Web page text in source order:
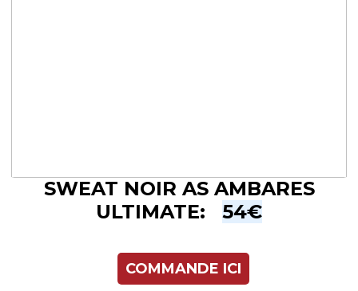
SWEAT NOIR AS AMBARES
ULTIMATE: 54€
COMMANDE ICI